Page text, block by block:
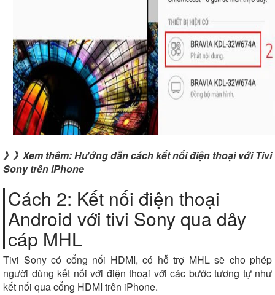
》》Xem thêm:Hướng dẫn cách kết nối điện thoại với Tivi
Sony trên iPhone
Cách 2: Kết nối điện thoại
Android với tivi Sony qua dây
cáp MHL
Tivi Sony có cổng nối HDMI, có hỗ trợ MHL sẽ cho phép
người dùng kết nối với điện thoại với các bước tương tự như
kết nối qua cổng HDMI trên iPhone.